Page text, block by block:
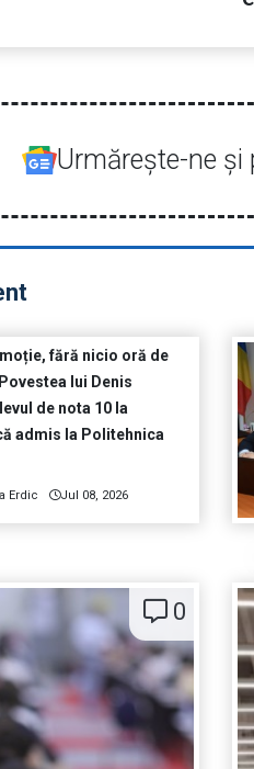
Urmăreşte-ne şi
fără nicio oră de
lui Denis
de nota 10 la
admis la Politehnica
Erdic Jul 08, 2026
0